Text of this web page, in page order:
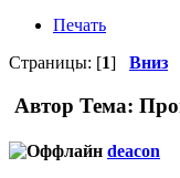
Печать
Страницы: [1] Вниз
Автор Тема:
deacon